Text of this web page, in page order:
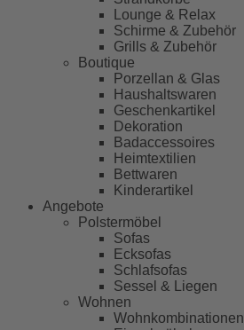
Lounge & Relax
Schirme & Zubehör
Grills & Zubehör
Boutique
Porzellan & Glas
Haushaltswaren
Geschenkartikel
Dekoration
Badaccessoires
Heimtextilien
Bettwaren
Kinderartikel
Angebote
Polstermöbel
Sofas
Ecksofas
Schlafsofas
Sessel & Liegen
Wohnen
Wohnkombinationen